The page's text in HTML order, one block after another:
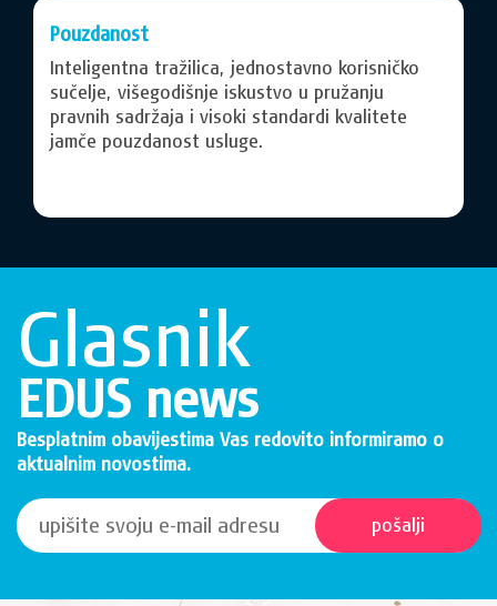
Pouzdanost
Inteligentna tražilica, jednostavno korisničko
sučelje, višegodišnje iskustvo u pružanju
pravnih sadržaja i visoki standardi kvalitete
jamče pouzdanost usluge.
Glasnik
EDUS news
Besplatnim obavijestima Vas redovito informiramo o
aktualnim novostima.
pošalji